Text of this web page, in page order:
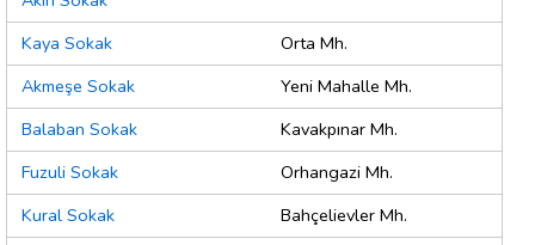
Kaya Sokak
Orta Mh.
Akmeşe Sokak
Yeni Mahalle Mh.
Balaban Sokak
Kavakpınar Mh.
Fuzuli Sokak
Orhangazi Mh.
Kural Sokak
Bahçelievler Mh.